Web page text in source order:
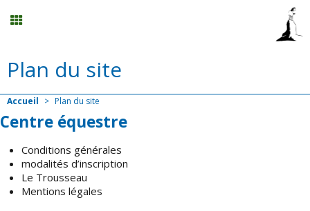
Calendrier
Menu
Centre de formation au ATE / BF éthologie
Plan du site
Accueil > Plan du site
Centre équestre
Conditions générales
modalités d’inscription
Le Trousseau
Mentions légales